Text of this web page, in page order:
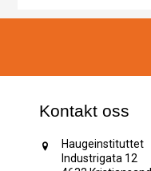
Kontakt oss
Haugeinstituttet
Industrigata 12